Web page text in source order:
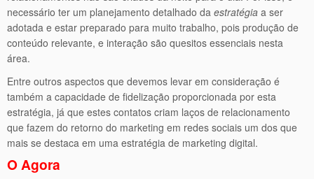
necessário ter um planejamento detalhado da estratégia a ser
adotada e estar preparado para muito trabalho, pois produção de
conteúdo relevante, e interação são quesitos essenciais nesta
área.
Entre outros aspectos que devemos levar em consideração é
também a capacidade de fidelização proporcionada por esta
estratégia, já que estes contatos criam laços de relacionamento
que fazem do retorno do marketing em redes sociais um dos que
mais se destaca em uma estratégia de marketing digital.
O Agora